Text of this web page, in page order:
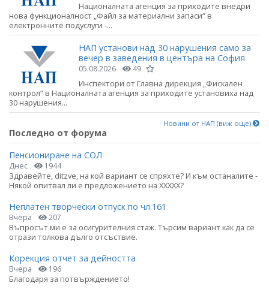
Националната агенция за приходите внедри
нова функционалност „Файл за материални запаси“ в
електронните подуслуги -...
НАП установи над 30 нарушения само за
вечер в заведения в центъра на София
05.08.2026 49
Инспектори от Главна дирекция „Фискален
контрол“ в Националната агенция за приходите установиха над
30 нарушения...
Новини от НАП (виж още)
Последно от форума
Пенсиониране на СОЛ
Днес 1944
Здравейте, ditzve, на кой вариант се спряхте? И към останалите -
Някой опитвал ли е предложението на ХХХХХ?
Неплатен творчески отпуск по чл.161
Вчера 207
Въпросът ми е за осигурителния стаж. Търсим вариант как да се
отрази толкова дълго отсъствие.
Корекция отчет за дейността
Вчера 196
Благодаря за потвърждението!